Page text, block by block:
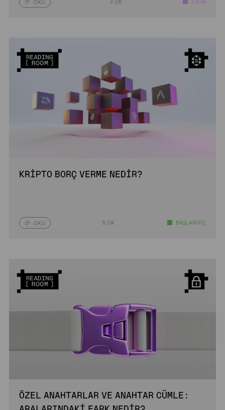
OKU 3 DK. ORTA
KRIPTO BORÇ VERME NEDIR?
OKU 6 DK. BAŞLANGIÇ
ÖZEL ANAHTARLAR VE ANAHTAR CÜMLE: